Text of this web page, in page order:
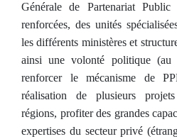
Générale de Partenariat
renforcées, des unités
les différents ministères et
ainsi une volonté politique (au
renforcer le mécanisme de
réalisation de plusieurs
régions, profiter des grandes
expertises du secteur privé